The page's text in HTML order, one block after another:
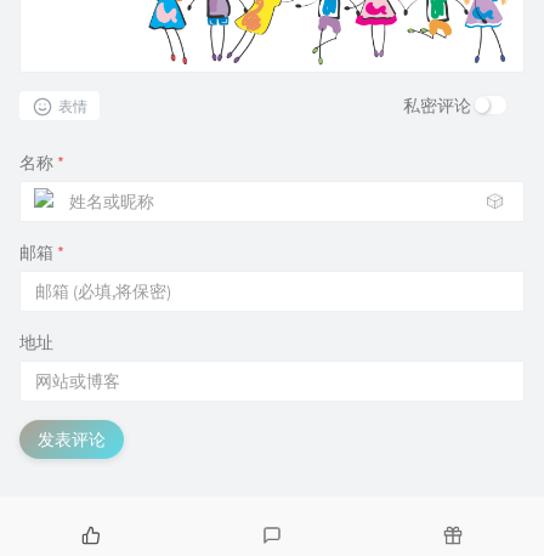
表情 私密评论
名称 *
🎲
邮箱 *
地址
发表评论